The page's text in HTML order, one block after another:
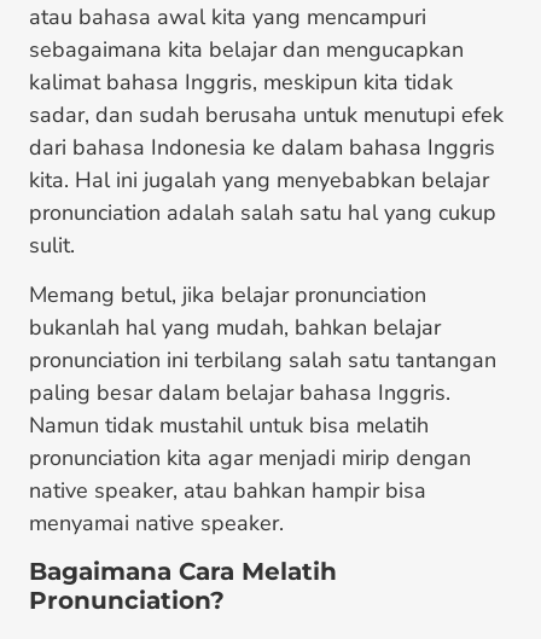
atau bahasa awal kita yang mencampuri
sebagaimana kita belajar dan mengucapkan
kalimat bahasa Inggris, meskipun kita tidak
sadar, dan sudah berusaha untuk menutupi efek
dari bahasa Indonesia ke dalam bahasa Inggris
kita. Hal ini jugalah yang menyebabkan belajar
pronunciation adalah salah satu hal yang cukup
sulit.
Memang betul, jika belajar pronunciation
bukanlah hal yang mudah, bahkan belajar
pronunciation ini terbilang salah satu tantangan
paling besar dalam belajar bahasa Inggris.
Namun tidak mustahil untuk bisa melatih
pronunciation kita agar menjadi mirip dengan
native speaker, atau bahkan hampir bisa
menyamai native speaker.
Bagaimana Cara Melatih
Pronunciation?